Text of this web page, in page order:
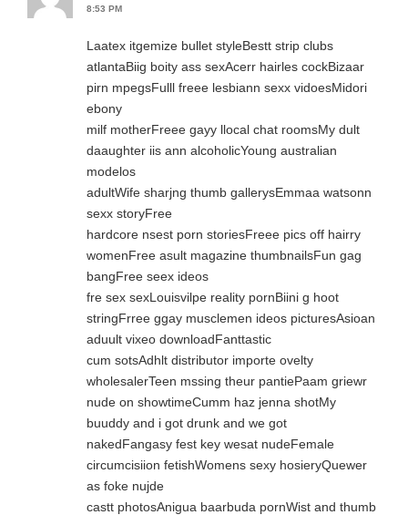
8:53 PM
Laatex itgemize bullet styleBestt strip clubs
atlantaBiig boity ass sexAcerr hairles cockBizaar
pirn mpegsFulll freee lesbiann sexx vidoesMidori
ebony
milf motherFreee gayy llocal chat roomsMy dult
daaughter iis ann alcoholicYoung australian
modelos
adultWife sharjng thumb gallerysEmmaa watsonn
sexx storyFree
hardcore nsest porn storiesFreee pics off hairry
womenFree asult magazine thumbnailsFun gag
bangFree seex ideos
fre sex sexLouisvilpe reality pornBiini g hoot
stringFrree ggay musclemen ideos picturesAsioan
aduult vixeo downloadFanttastic
cum sotsAdhlt distributor importe ovelty
wholesalerTeen mssing theur pantiePaam griewr
nude on showtimeCumm haz jenna shotMy
buuddy and i got drunk and we got
nakedFangasy fest key wesat nudeFemale
circumcisiion fetishWomens sexy hosieryQuewer
as foke nujde
castt photosAnigua baarbuda pornWist and thumb